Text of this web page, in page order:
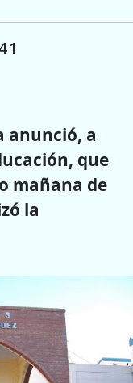
anunció, a
que
mañana de
la